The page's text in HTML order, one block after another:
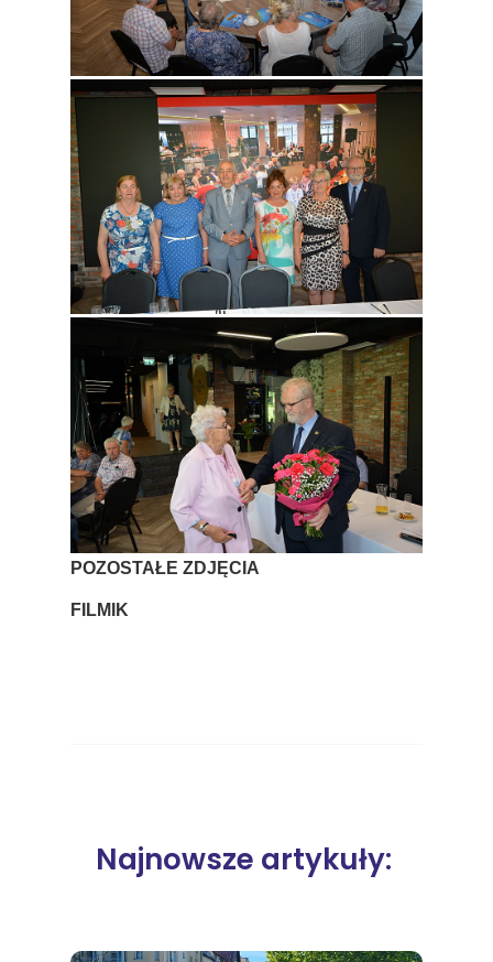
Najnowsze artykuły:
POZOSTAŁE ZDJĘCIA
FILMIK